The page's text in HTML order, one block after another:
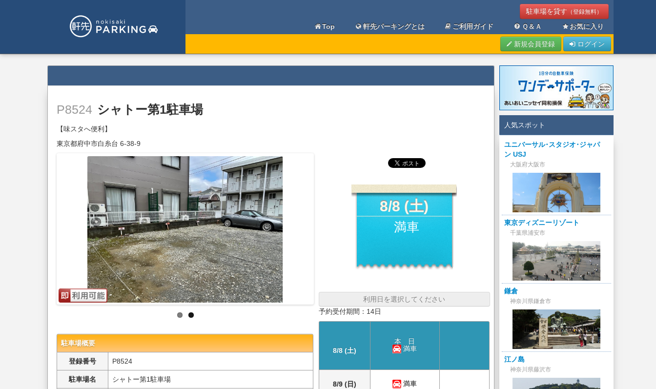
駐車場を貸す （登録無料）
Top 軒先パーキングとは ご利用ガイド Ｑ＆Ａ お気に入り
新規会員登録 ログイン
P8524 シャトー第1駐車場
【味スタへ便利】
東京都府中市白糸台 6-38-9
駐車場概要
登録番号 P8524
駐車場名 シャトー第1駐車場
8/8 (土)
満車
利用日を選択してください
予約受付期間：14日
8/8 (土)
本 日
満車
8/9 (日) 満車
人気スポット
ユニバーサル･スタジオ･ジャパ
ン USJ
大阪府大阪市
東京ディズニーリゾート
千葉県浦安市
鎌倉
神奈川県鎌倉市
江ノ島
神奈川県藤沢市